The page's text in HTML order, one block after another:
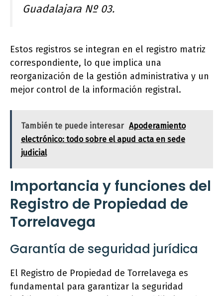
Guadalajara Nº 03.
Estos registros se integran en el registro matriz
correspondiente, lo que implica una
reorganización de la gestión administrativa y un
mejor control de la información registral.
También te puede interesar Apoderamiento
electrónico: todo sobre el apud acta en sede
judicial
Importancia y funciones del
Registro de Propiedad de
Torrelavega
Garantía de seguridad jurídica
El Registro de Propiedad de Torrelavega es
fundamental para garantizar la seguridad